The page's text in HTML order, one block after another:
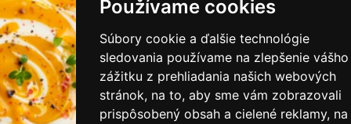
Používame cookies
Súbory cookie a ďalšie technológie
sledovania používame na zlepšenie vášho
zážitku z prehliadania našich webových
stránok, na to, aby sme vám zobrazovali
prispôsobený obsah a cielené reklamy, na
KONTAKTUJTE NÁS
PRIHLÁSIŤ SA DO ZÁKAZNÍCKEJ ZÓNY